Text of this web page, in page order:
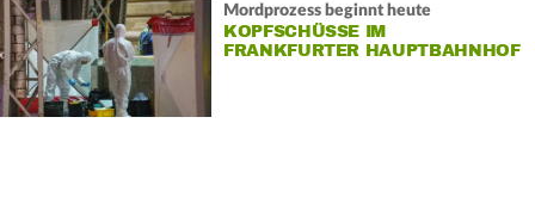
Mordprozess beginnt heute
KOPFSCHÜSSE IM
FRANKFURTER HAUPTBAHNHOF